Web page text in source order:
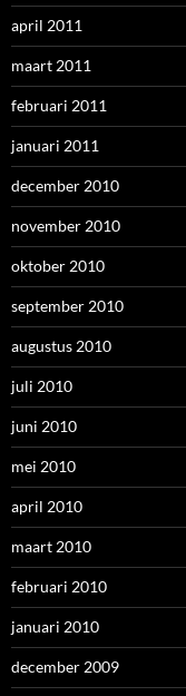
april 2011
maart 2011
februari 2011
januari 2011
december 2010
november 2010
oktober 2010
september 2010
augustus 2010
juli 2010
juni 2010
mei 2010
april 2010
maart 2010
februari 2010
januari 2010
december 2009